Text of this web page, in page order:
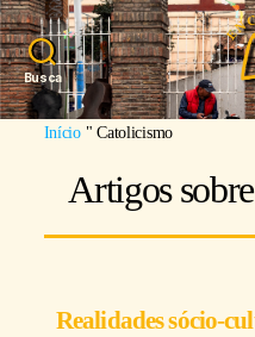
Busca
Início"Catolicismo
Artigos
Realidades sócio-